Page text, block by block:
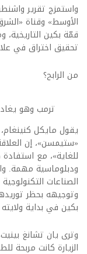
واستمزج تقرير
الأوسط» وقناة
قمّة بكين
تحقيق اختراق في
من الرابح؟
ترمب وهو يغادر بكين في
يقول مايكل
«ستيمسن»، إن
للغاية»، مع
ودبلوماسية مهمة.
الصناعات
وتوجيهه بحظر
بكين في بداية ولايته
وترى يان تشانغ
الزيارة كانت مربحة